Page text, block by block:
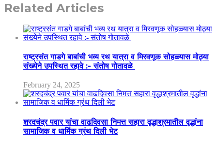
Related Articles
राष्ट्रसंत गाडगे बाबांची भव्य रथ यात्रा व मिरवणूक सोहळ्यास मोठ्या
संख्येने उपस्थित रहावे :- संतोष गोतावळे
February 24, 2025
शरदचंद्र पवार यांचा वाढदिवसा निमत्त सहारा वृद्धाश्रमातील वृद्धांना
सामाजिक व धार्मिक ग्रंथ दिली भेट